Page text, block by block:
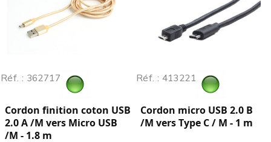
Réf. : 362717
Cordon finition coton USB
2.0 A /M vers Micro USB
/M - 1.8 m
Réf. : 413221
Cordon micro USB 2.0 B
/M vers Type C / M - 1 m